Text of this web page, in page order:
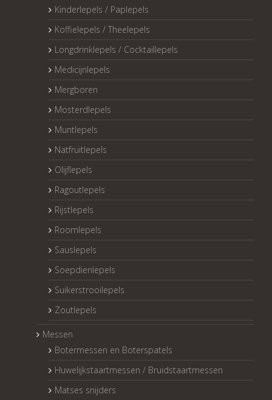
Kinderlepels / Paplepels
Koffielepels / Theelepels
Longdrinklepels / Cocktaillepels
Medicijnlepels
Mergboren
Mosterdlepels
Muntlepels
Natfruitlepels
Olijflepels
Ragoutlepels
Rijstlepels
Roomlepels
Sauslepels
Soepdienlepels
Suikerstrooilepels
Zoutlepels
Messen
Botermessen en Boterspatels
Huwelijkstaartmessen / Bruidstaartmessen
Matses snijders